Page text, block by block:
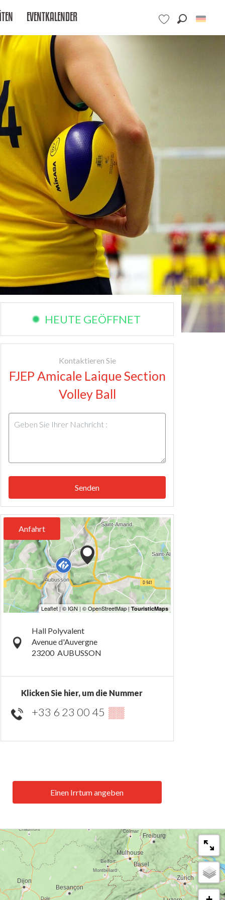
Voir les favoris
EVENTKALENDER
HEUTE GEÖFFNET
Kontaktieren Sie
FJEP Amicale Laique Section
Volley Ball
Senden
Anfahrt
Hall Polyvalent
Avenue d'Auvergne
23200 AUBUSSON
Klicken Sie hier, um die Nummer
+33 6 23 00 45 ▒▒
Einen Irrtum angeben